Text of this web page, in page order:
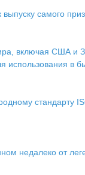
самого
включая США и
использования в
стандарту
недалеко от